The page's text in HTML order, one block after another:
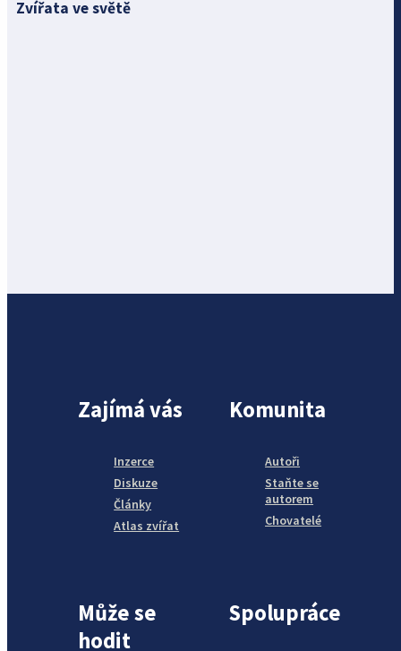
Zvířata ve světě
Zajímá vás
Inzerce
Diskuze
Články
Atlas zvířat
Komunita
Autoři
Staňte se
autorem
Chovatelé
Může se
hodit
Spolupráce